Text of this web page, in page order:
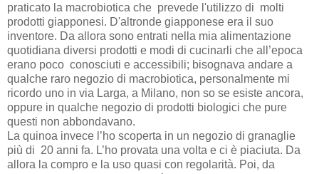
praticato la macrobiotica che prevede l'utilizzo di molti
prodotti giapponesi. D'altronde giapponese era il suo
inventore. Da allora sono entrati nella mia alimentazione
quotidiana diversi prodotti e modi di cucinarli che all’epoca
erano poco conosciuti e accessibili; bisognava andare a
qualche raro negozio di macrobiotica, personalmente mi
ricordo uno in via Larga, a Milano, non so se esiste ancora,
oppure in qualche negozio di prodotti biologici che pure
questi non abbondavano.
La quinoa invece l’ho scoperta in un negozio di granaglie
più di 20 anni fa. L’ho provata una volta e ci è piaciuta. Da
allora la compro e la uso quasi con regolarità. Poi, da